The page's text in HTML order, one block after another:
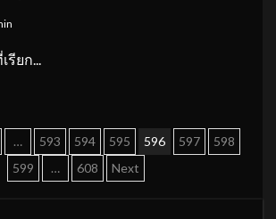
ยก...
… 593 594 595 596 597
598
599
… 608 Next